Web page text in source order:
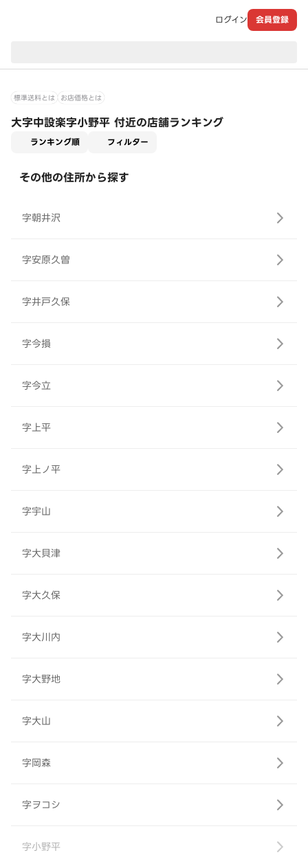
ログイン 会員登録
標準送料とは お店価格とは
大字中設楽字小野平 付近の店舗ランキング
ランキング順 フィルター
その他の住所から探す
字朝井沢
字安原久曽
字井戸久保
字今損
字今立
字上平
字上ノ平
字宇山
字大貝津
字大久保
字大川内
字大野地
字大山
字岡森
字ヲコシ
字小野平